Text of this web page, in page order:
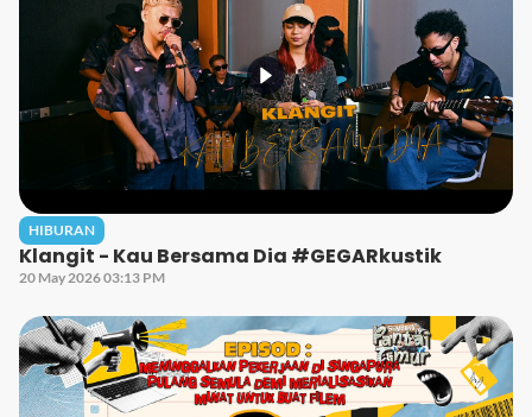
HIBURAN
Klangit - Kau Bersama Dia #GEGARkustik
20 May 2026 03:13 PM